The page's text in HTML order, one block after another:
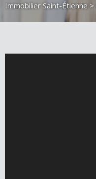
Immobilier Saint-Étienne >